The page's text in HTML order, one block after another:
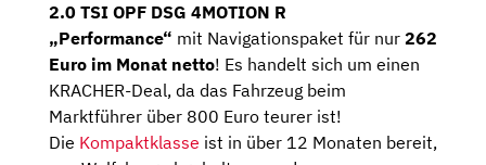
2.0 TSI OPF DSG 4MOTION R
„Performance“ mit Navigationspaket für nur 262
Euro im Monat netto! Es handelt sich um einen
KRACHER-Deal, da das Fahrzeug beim
Marktführer über 800 Euro teurer ist!
Die Kompaktklasse ist in über 12 Monaten bereit,